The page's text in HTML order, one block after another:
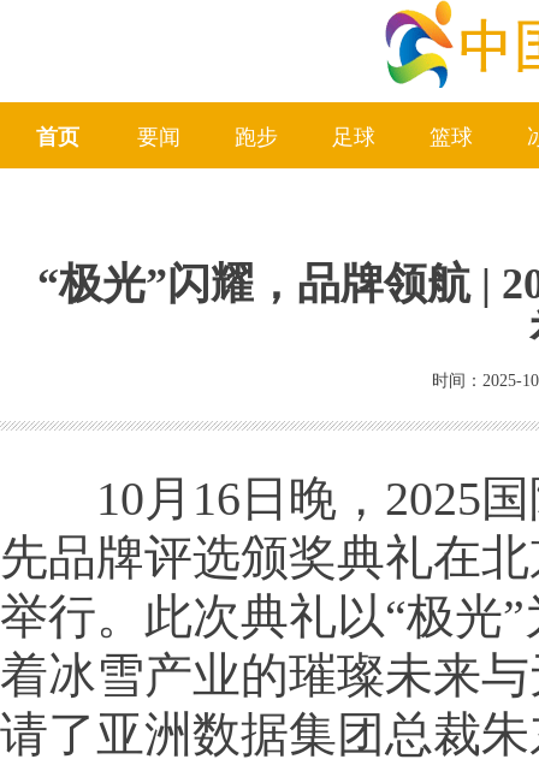
首页 要闻 跑步 足球 篮球
“极光”闪耀，品牌领航 |
时间：2025-
10月16日晚，2025国
先品牌评选颁奖典礼在
举行。此次典礼以“极光
着冰雪产业的璀璨未来
请了亚洲数据集团总裁